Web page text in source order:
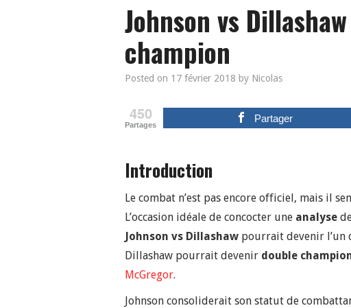
Johnson vs
champion
Posted on 17 février 2018 by Nicolas
450
Partages
Partager
Introduction
Le combat n’est pas encore officiel, mais il
L’occasion idéale de concocter une analyse
Johnson vs Dillashaw pourrait devenir l’un
Dillashaw pourrait devenir double
McGregor.
Johnson consoliderait son statut de